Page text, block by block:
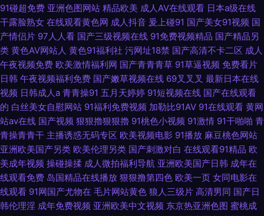
91碰超免费 亚洲色图网站 精品欧美 成人AV在线观看 日本a级在线
干露脸熟女 在线观看黄色网 成人抖音 爰上碰91 国产美女91视频 国
产情侣片 97人人看 国产三级视频在线 91免费视频精品 国产精品另
类 黄色AV网站人 黄色91福利社 污网址18禁 国产高清不卡二区 成人
午夜视频免费 欧美激情福利网 国产青青青草 91草逼视频 免费看片
日韩 午夜视频福利免费 国产嫩草视频在线 69叉叉叉 最新日本在线
视频 日韩成人a 青青操91 五月天婷婷 91短视频在线 国产在线观看
的 白丝美女自慰网站 91福利免费视频 加勒比91AV 91在线观看 黄网
站av在线 国产视频 狠狠擼狠狠擼 91桃色小视频 91激情 91干啪啪 青
青操青青干 主播诱惑无码专区 欧美视频电影 91播放 麻豆桃色网站
亚洲欧美国产另类 欧美伦理另类 国产刺激对白 在线观看91精品 欧
美成年视频 操碰操揉 成人微拍福利导航 亚洲欧美国产日韩 成年在
线观看免费 岛国精品在线播放 狠狠撸第四色 欧美一页 女同电影在
线观看 91网国产尤物在 毛片网站黄色 狼人三级片 高清男同 国产日
韩伦理淫 成年免费视频 亚洲欧美中文视频 东京热亚洲色图 蜜桃成